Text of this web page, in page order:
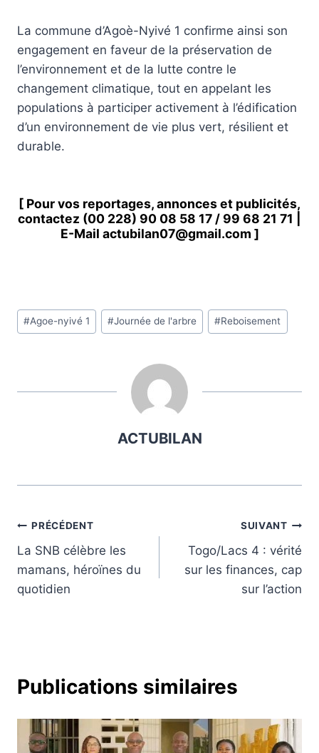
La commune d’Agoè-Nyivé 1 confirme ainsi son
engagement en faveur de la préservation de
l’environnement et de la lutte contre le
changement climatique, tout en appelant les
populations à participer activement à l’édification
d’un environnement de vie plus vert, résilient et
durable.
[ Pour vos reportages, annonces et publicités,
contactez (00 228) 90 08 58 17 / 99 68 21 71
E-Mail actubilan07@gmail.com ]
Étiquettes
de
#Agoe-nyivé 1 #Journée de l'arbre #Reboisement
ACTUBILAN
Navigation
de
l’article
PRÉCÉDENT
La SNB célèbre les
mamans, héroïnes du
quotidien
SUIVANT
Togo/Lacs 4 : vérité
sur les finances, cap
sur l’action
Publications similaires